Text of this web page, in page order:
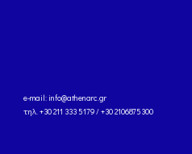
e-mail: info@athenarc.gr
τηλ. +30 211 333 5179 / +30 2106875300